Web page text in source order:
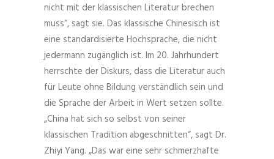
nicht mit der klassischen Literatur brechen
muss“, sagt sie. Das klassische Chinesisch ist
eine standardisierte Hochsprache, die nicht
jedermann zugänglich ist. Im 20. Jahrhundert
herrschte der Diskurs, dass die Literatur auch
für Leute ohne Bildung verständlich sein und
die Sprache der Arbeit in Wert setzen sollte.
„China hat sich so selbst von seiner
klassischen Tradition abgeschnitten“, sagt Dr.
Zhiyi Yang. „Das war eine sehr schmerzhafte